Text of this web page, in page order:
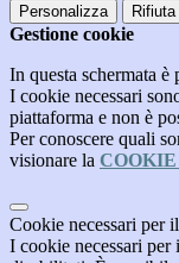
Personalizza
Gestione cookie
In questa schermata
I cookie necessari
piattaforma e non è
Per conoscere quali
visionare la
Cookie necessari per
I cookie necessari per